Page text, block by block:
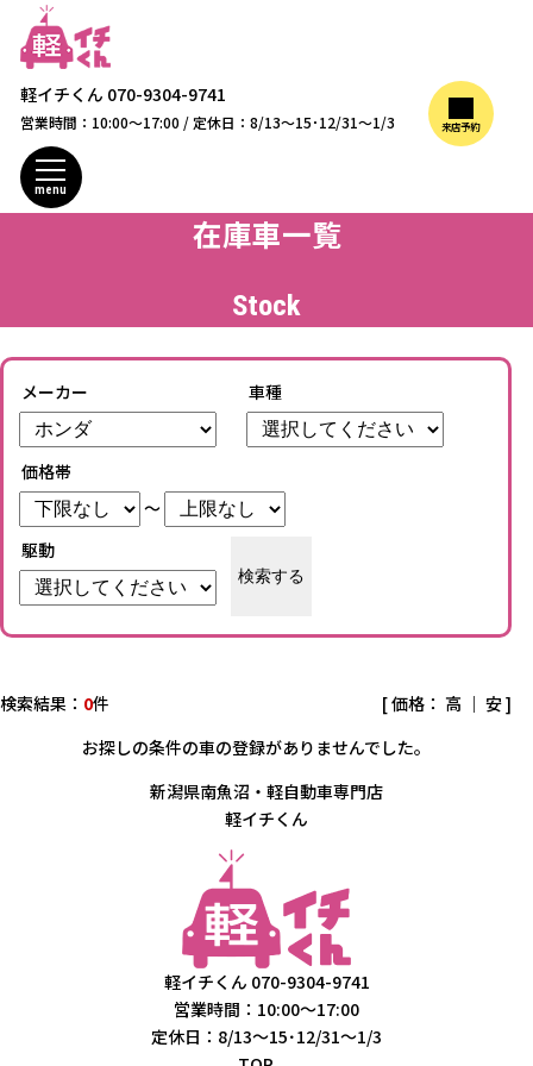
軽イチくん 070-9304-9741
営業時間：10:00～17:00 / 定休日：8/13～15･12/31～1/3 来店予約
menu
在庫車一覧
Stock
メーカー 車種
価格帯
～
駆動
検索する
検索結果： 0件 [ 価格： 高 ｜安]
お探しの条件の車の登録がありませんでした。
新潟県南魚沼・軽自動車専門店
軽イチくん
軽イチくん 070-9304-9741
営業時間：10:00～17:00
定休日：8/13～15･12/31～1/3